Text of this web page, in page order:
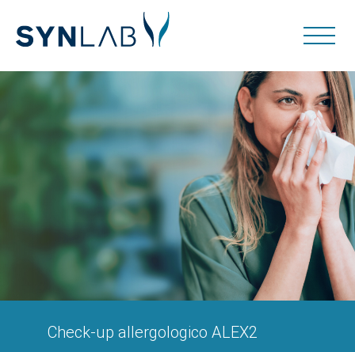
Check-up allergologico ALEX2